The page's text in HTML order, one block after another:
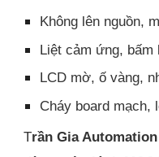
Không lên nguồn,
Liệt cảm ứng, bấm
LCD mờ, ố vàng,
Cháy board mạch,
Trần Gia Automation